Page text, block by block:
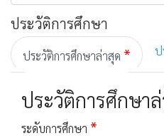
ประวัติการศึกษา
ประวัติการศึกษาล่าสุด * ป
ประวัติการศึกษา
ระดับการศึกษา *